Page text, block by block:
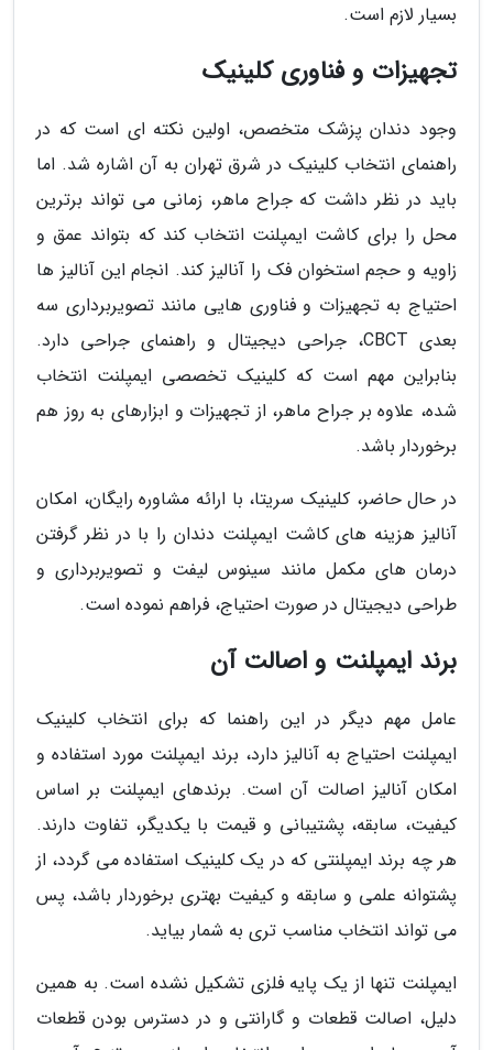
بسیار لازم است.
تجهیزات و فناوری کلینیک
وجود دندان پزشک متخصص، اولین نکته ای است که در
راهنمای انتخاب کلینیک در شرق تهران به آن اشاره شد. اما
باید در نظر داشت که جراح ماهر، زمانی می تواند برترین
محل را برای کاشت ایمپلنت انتخاب کند که بتواند عمق و
زاویه و حجم استخوان فک را آنالیز کند. انجام این آنالیز ها
احتیاج به تجهیزات و فناوری هایی مانند تصویربرداری سه
بعدی CBCT، جراحی دیجیتال و راهنمای جراحی دارد.
بنابراین مهم است که کلینیک تخصصی ایمپلنت انتخاب
شده، علاوه بر جراح ماهر، از تجهیزات و ابزارهای به روز هم
برخوردار باشد.
در حال حاضر، کلینیک سریتا، با ارائه مشاوره رایگان، امکان
آنالیز هزینه های کاشت ایمپلنت دندان را با در نظر گرفتن
درمان های مکمل مانند سینوس لیفت و تصویربرداری و
طراحی دیجیتال در صورت احتیاج، فراهم نموده است.
برند ایمپلنت و اصالت آن
عامل مهم دیگر در این راهنما که برای انتخاب کلینیک
ایمپلنت احتیاج به آنالیز دارد، برند ایمپلنت مورد استفاده و
امکان آنالیز اصالت آن است. برندهای ایمپلنت بر اساس
کیفیت، سابقه، پشتیبانی و قیمت با یکدیگر، تفاوت دارند.
هر چه برند ایمپلنتی که در یک کلینیک استفاده می گردد، از
پشتوانه علمی و سابقه و کیفیت بهتری برخوردار باشد، پس
می تواند انتخاب مناسب تری به شمار بیاید.
ایمپلنت تنها از یک پایه فلزی تشکیل نشده است. به همین
دلیل، اصالت قطعات و گارانتی و در دسترس بودن قطعات